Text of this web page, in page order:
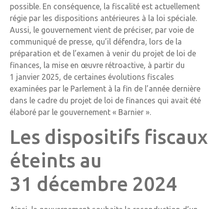
possible. En conséquence, la fiscalité est actuellement
régie par les dispositions antérieures à la loi spéciale.
Aussi, le gouvernement vient de préciser, par voie de
communiqué de presse, qu’il défendra, lors de la
préparation et de l’examen à venir du projet de loi de
finances, la mise en œuvre rétroactive, à partir du
1 janvier 2025, de certaines évolutions fiscales
examinées par le Parlement à la fin de l’année dernière
dans le cadre du projet de loi de finances qui avait été
élaboré par le gouvernement « Barnier ».
Les dispositifs fiscaux
éteints au
31 décembre 2024